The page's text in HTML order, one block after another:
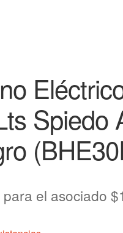
Spiedo
para el asociado $